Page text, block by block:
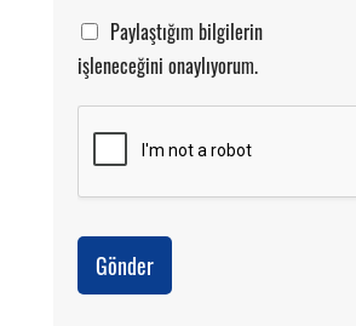
Paylaştığım bilgilerin
işleneceğini onaylıyorum.
Gönder